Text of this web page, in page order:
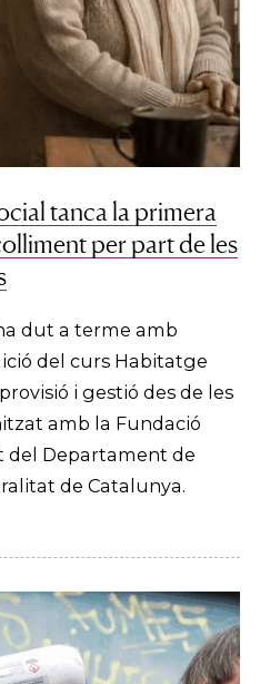
tanca la primera
per part de les
dut a terme amb
del curs Habitatge
i gestió des de les
amb la Fundació
del Departament de
de Catalunya.